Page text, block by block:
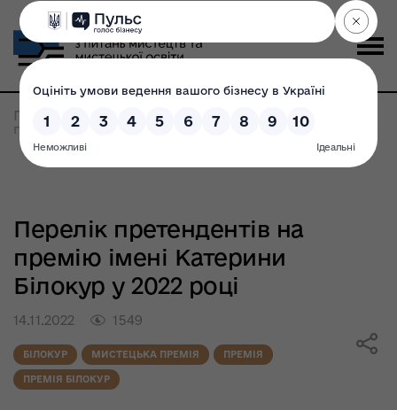
Головна Всі новини >
Перелік претендентів на
премію імені Катерини Білокур у 2022 році
Перелік претендентів на
премію імені Катерини
Білокур у 2022 році
14.11.2022 1549
БІЛОКУР МИСТЕЦЬКА ПРЕМІЯ ПРЕМІЯ
ПРЕМІЯ БІЛОКУР